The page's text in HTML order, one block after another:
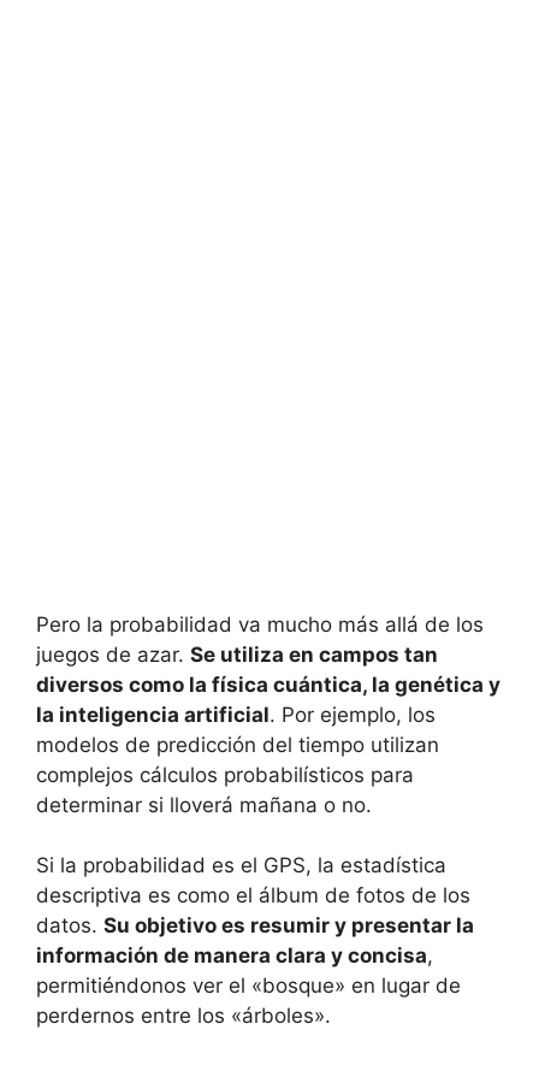
Pero la probabilidad va mucho más allá de los
juegos de azar. Se utiliza en campos tan
diversos como la física cuántica, la genética y
la inteligencia artificial. Por ejemplo, los
modelos de predicción del tiempo utilizan
complejos cálculos probabilísticos para
determinar si lloverá mañana o no.
Si la probabilidad es el GPS, la estadística
descriptiva es como el álbum de fotos de los
datos. Su objetivo es resumir y presentar la
información de manera clara y concisa,
permitiéndonos ver el «bosque» en lugar de
perdernos entre los «árboles».